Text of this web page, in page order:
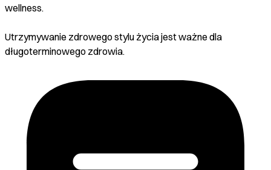
wellness.
Utrzymywanie zdrowego stylu życia jest ważne dla
długoterminowego zdrowia.